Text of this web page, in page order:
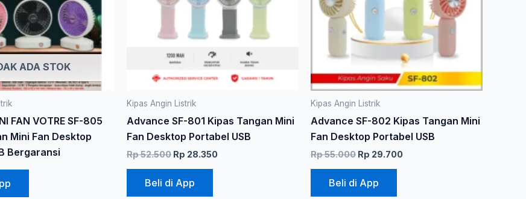
ADA STOK
FAN VOTRE SF-805
Mini Fan Desktop
Bergaransi
Kipas Angin Listrik
Advance SF-801 Kipas Tangan Mini
Fan Desktop Portabel USB
Rp52.500 Rp 28.350
Beli di App
Pilihan
dapat
diambil
di
halaman
Kipas Angin Listrik
Advance SF-802 Kipas Tangan Mini
Fan Desktop Portabel USB
Rp55.000 Rp 29.700
Beli di App
Pilihan
dapat
diambil
di
halaman